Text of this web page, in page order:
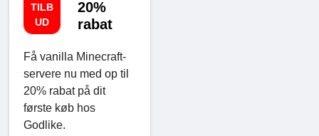
TILB
UD
20%
rabat
Få vanilla Minecraft-
servere nu med op til
20% rabat på dit
første køb hos
Godlike.